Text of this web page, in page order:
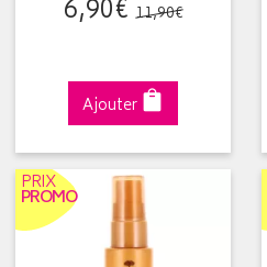
6,90€ 11,90€
Ajouter
PRIX
PROMO